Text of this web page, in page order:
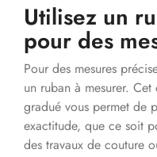
Utilisez un
pour des
Pour des mesures
un ruban à mesurer.
gradué vous permet de
exactitude, que ce soit
des travaux de couture